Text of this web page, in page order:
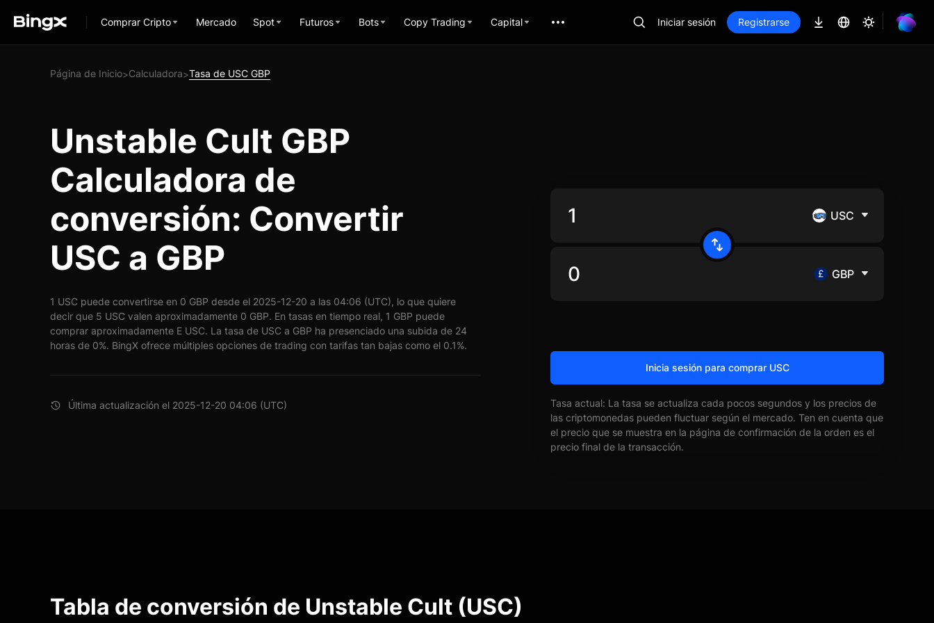
Comprar Cripto Mercado Spot Futuros Bots Copy Trading Capital Iniciar sesión Registrarse
Página de Inicio>Calculadora>Tasa de USC GBP
Unstable Cult GBP
Calculadora de
conversión: Convertir
USC a GBP
1 USC puede convertirse en 0 GBP desde el 2025-12-20 a las 04:06 (UTC), lo que quiere
decir que 5 USC valen aproximadamente 0 GBP. En tasas en tiempo real, 1 GBP puede
comprar aproximadamente E USC. La tasa de USC a GBP ha presenciado una subida de 24
horas de 0%. BingX ofrece múltiples opciones de trading con tarifas tan bajas como el 0.1%.
Última actualización el 2025-12-20 04:06 (UTC)
USC
GBP
Inicia sesión para comprar USC
Tasa actual: La tasa se actualiza cada pocos segundos y los precios de
las criptomonedas pueden fluctuar según el mercado. Ten en cuenta que
el precio que se muestra en la página de confirmación de la orden es el
precio final de la transacción.
Tabla de conversión de Unstable Cult (USC)